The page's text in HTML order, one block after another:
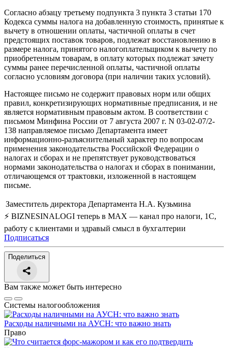
Согласно абзацу третьему подпункта 3 пункта 3 статьи 170
Кодекса суммы налога на добавленную стоимость, принятые к
вычету в отношении оплаты, частичной оплаты в счет
предстоящих поставок товаров, подлежат восстановлению в
размере налога, принятого налогоплательщиком к вычету по
приобретенным товарам, в оплату которых подлежат зачету
суммы ранее перечисленной оплаты, частичной оплаты
согласно условиям договора (при наличии таких условий).
Настоящее письмо не содержит правовых норм или общих
правил, конкретизирующих нормативные предписания, и не
является нормативным правовым актом. В соответствии с
письмом Минфина России от 7 августа 2007 г. N 03-02-07/2-
138 направляемое письмо Департамента имеет
информационно-разъяснительный характер по вопросам
применения законодательства Российской Федерации о
налогах и сборах и не препятствует руководствоваться
нормами законодательства о налогах и сборах в понимании,
отличающемся от трактовки, изложенной в настоящем
письме.
Заместитель директора Департамента Н.А. Кузьмина
⚡ BIZNESINALOGI теперь в MAX — канал про налоги, 1С,
работу с клиентами и здравый смысл в бухгалтерии
Подписаться
Поделиться
Вам также может быть интересно
Системы налогообложения
Расходы наличными на АУСН: что важно знать
Право